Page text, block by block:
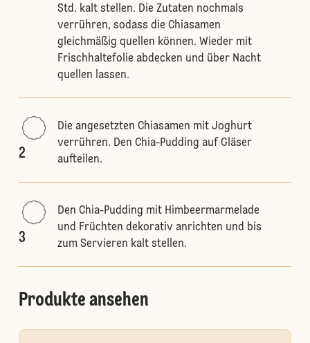
Std. kalt stellen. Die Zutaten nochmals
verrühren, sodass die Chiasamen
gleichmäßig quellen können. Wieder mit
Frischhaltefolie abdecken und über Nacht
quellen lassen.
2
Die angesetzten Chiasamen mit Joghurt
verrühren. Den Chia-Pudding auf Gläser
aufteilen.
3
Den Chia-Pudding mit Himbeermarmelade
und Früchten dekorativ anrichten und bis
zum Servieren kalt stellen.
Produkte ansehen